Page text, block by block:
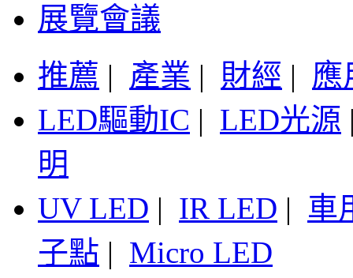
展覽會議
推薦 | 產業 | 財經 | 應
LED驅動IC | LED光源
明
UV LED | IR LED | 車
子點 | Micro LED